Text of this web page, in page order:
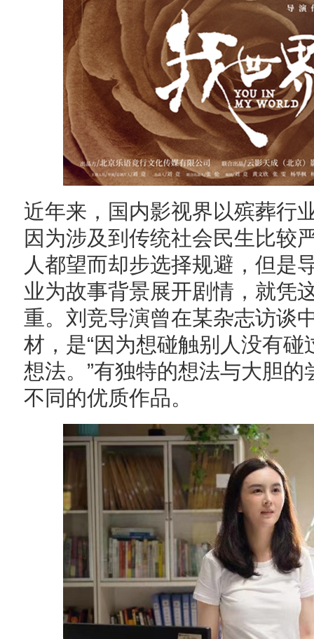
近年来，国内影视界以殡葬行
因为涉及到传统社会民生比较
人都望而却步选择规避，但是
业为故事背景展开剧情，就凭
重。刘竞导演曾在某杂志访谈
材，是“因为想碰触别人没有
想法。”有独特的想法与大胆
不同的优质作品。